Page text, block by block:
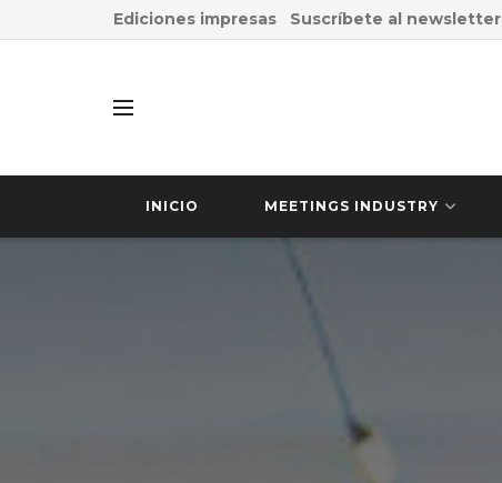
Ediciones impresas Suscríbete al newsletter
INICIO MEETINGS INDUSTRY